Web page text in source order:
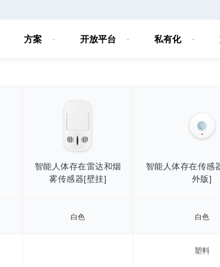
方案 开放平台 私有化
智能人体存在雷达和烟
雾传感器[壁挂]
智能人体存在传感
外版]
白色 白色
塑料